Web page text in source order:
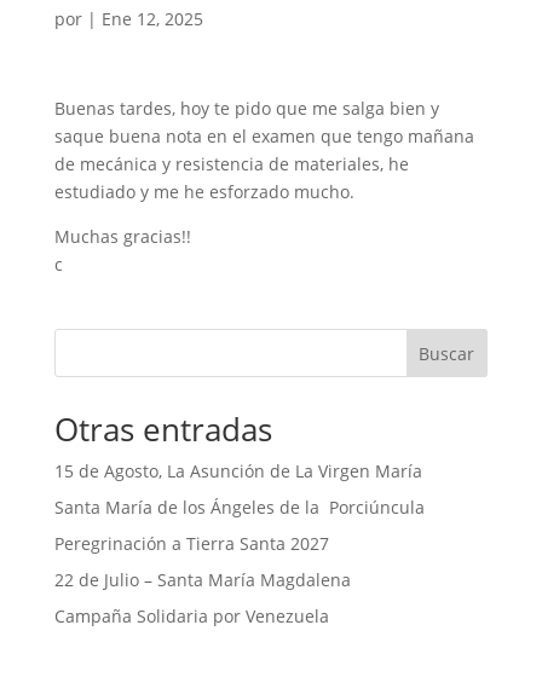
por | Ene 12, 2025
Buenas tardes, hoy te pido que me salga bien y
saque buena nota en el examen que tengo mañana
de mecánica y resistencia de materiales, he
estudiado y me he esforzado mucho.
Muchas gracias!!
c
Buscar
Otras entradas
15 de Agosto, La Asunción de La Virgen María
Santa María de los Ángeles de la Porciúncula
Peregrinación a Tierra Santa 2027
22 de Julio – Santa María Magdalena
Campaña Solidaria por Venezuela